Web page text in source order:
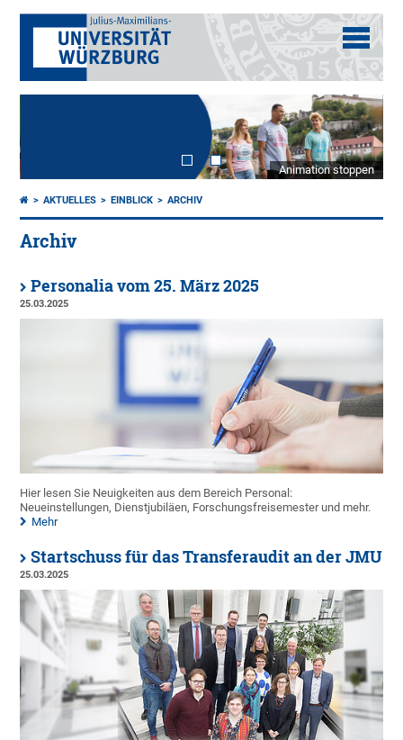
Animation stoppen
AKTUELLES EINBLICK ARCHIV
Archiv
Personalia vom 25. März 2025
25.03.2025
Hier lesen Sie Neuigkeiten aus dem Bereich Personal:
Neueinstellungen, Dienstjubiläen, Forschungsfreisemester und mehr.
Mehr
Startschuss für das Transferaudit an der JMU
25.03.2025